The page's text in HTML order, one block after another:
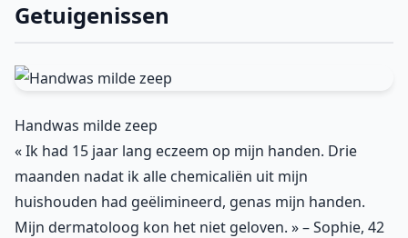
Getuigenissen
Handwas milde zeep
« Ik had 15 jaar lang eczeem op mijn handen. Drie
maanden nadat ik alle chemicaliën uit mijn
huishouden had geëlimineerd, genas mijn handen.
Mijn dermatoloog kon het niet geloven. » – Sophie, 42